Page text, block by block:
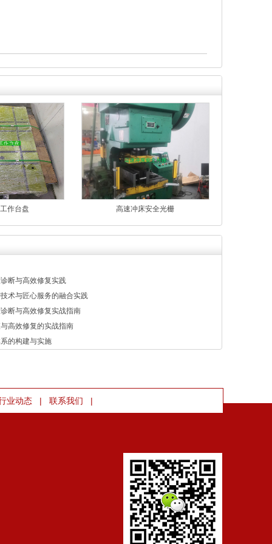
作台盘 高速冲床安全光栅
断与高效修复实践
术与匠心服务的融合实践
断与高效修复实战指南
高效修复的实战指南
的构建与实施
业动态 | 联系我们 |